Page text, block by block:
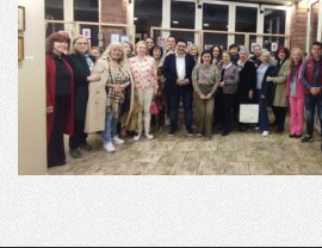
16:35 -Το πρόγραμμα του ΠΑΟΚ
Champions League!
16:27 -Όλυμπος: Εντάχθηκε στον
Κληρονομιάς της UNESCO –
Όλυμπος αναγνωρίστηκε ως φυσικό
αγαθό εξέχουσας οικουμενικής
ανθρωπότητα
16:18 -
ΕΝΟΡΙΑΚΕΣ ΚΑΛΟΚΑΙΡΙΝΕΣ
ΣΤΗΝ ΕΔΕΣΣΑ